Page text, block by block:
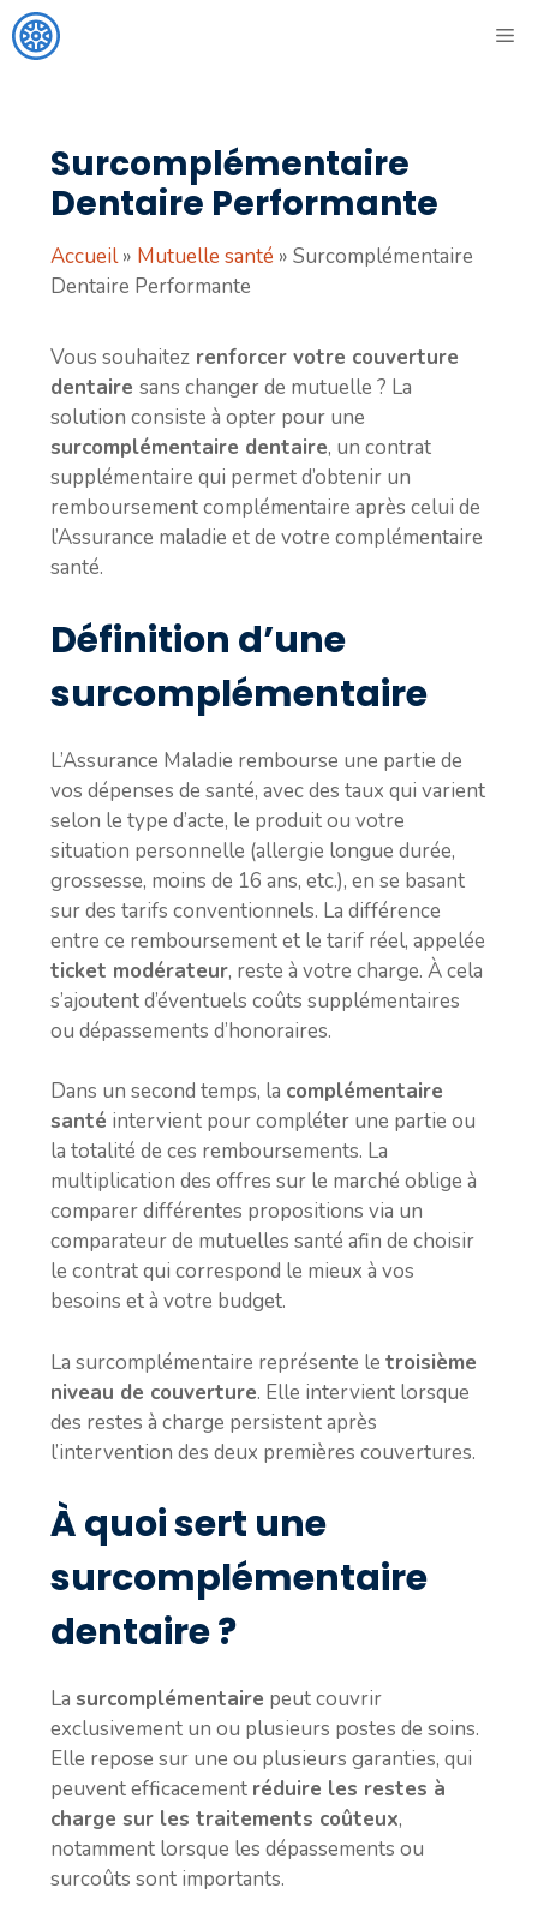
Aller
au
Surcomplémentaire
Dentaire Performante
Accueil» Mutuelle santé » Surcomplémentaire
Dentaire Performante
Vous souhaitez renforcer votre couverture
dentaire sans changer de mutuelle ? La
solution consiste à opter pour une
surcomplémentaire dentaire, un contrat
supplémentaire qui permet d’obtenir un
remboursement complémentaire après celui de
l’Assurance maladie et de votre complémentaire
santé.
Définition d’une
surcomplémentaire
L’Assurance Maladie rembourse une partie de
vos dépenses de santé, avec des taux qui varient
selon le type d’acte, le produit ou votre
situation personnelle (allergie longue durée,
grossesse, moins de 16 ans, etc.), en se basant
sur des tarifs conventionnels. La différence
entre ce remboursement et le tarif réel, appelée
ticket modérateur, reste à votre charge. À cela
s’ajoutent d’éventuels coûts supplémentaires
ou dépassements d’honoraires.
Dans un second temps, la complémentaire
santé intervient pour compléter une partie ou
la totalité de ces remboursements. La
multiplication des offres sur le marché oblige à
comparer différentes propositions via un
comparateur de mutuelles santé afin de choisir
le contrat qui correspond le mieux à vos
besoins et à votre budget.
La surcomplémentaire représente le troisième
niveau de couverture. Elle intervient lorsque
des restes à charge persistent après
l’intervention des deux premières couvertures.
À quoi sert une
surcomplémentaire
dentaire ?
La surcomplémentaire peut couvrir
exclusivement un ou plusieurs postes de soins.
Elle repose sur une ou plusieurs garanties, qui
peuvent efficacement réduire les restes à
charge sur les traitements coûteux,
notamment lorsque les dépassements ou
surcoûts sont importants.